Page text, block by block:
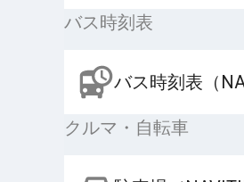
バス時刻表
バス時刻表（
クルマ・自転車